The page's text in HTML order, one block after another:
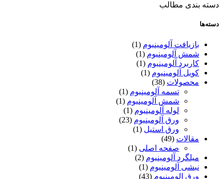
دسته بندی مطالب
دسته‌ها
بازیافت آلومینیوم (1)
شمش آلومینیوم (1)
کاربرد آلومینیوم (1)
کویل آلومینیوم (1)
محصولات (38)
تسمه آلومینیوم (1)
شمش آلومینیوم (1)
لوله آلومینیوم (1)
ورق آلومینیوم (23)
ورق استیل (1)
مقالات (49)
صفحه اصلی (1)
میلگرد آلومینیوم (2)
نبشی آلومینیوم (1)
ورق الومینیوم (43)